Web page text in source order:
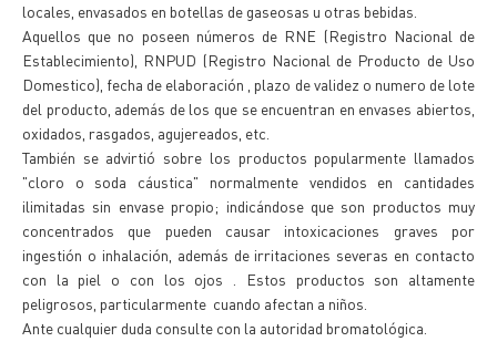
locales, envasados en botellas de gaseosas u otras bebidas.
Aquellos que no poseen números de RNE (Registro Nacional de
Establecimiento), RNPUD (Registro Nacional de Producto de Uso
Domestico), fecha de elaboración , plazo de validez o numero de lote
del producto, además de los que se encuentran en envases abiertos,
oxidados, rasgados, agujereados, etc.
También se advirtió sobre los productos popularmente llamados
"cloro o soda cáustica" normalmente vendidos en cantidades
ilimitadas sin envase propio; indicándose que son productos muy
concentrados que pueden causar intoxicaciones graves por
ingestión o inhalación, además de irritaciones severas en contacto
con la piel o con los ojos . Estos productos son altamente
peligrosos, particularmente cuando afectan a niños.
Ante cualquier duda consulte con la autoridad bromatológica.